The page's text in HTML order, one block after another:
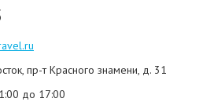
пр-т Красного знамени, д. 31
до 17:00